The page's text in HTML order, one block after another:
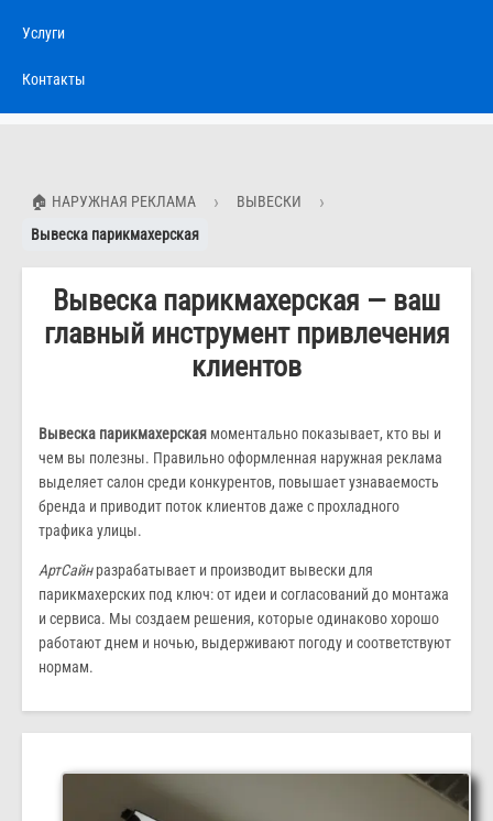
Услуги
Контакты
🏠 НАРУЖНАЯ РЕКЛАМА
ВЫВЕСКИ
Вывеска парикмахерская
Вывеска парикмахерская — ваш
главный инструмент привлечения
клиентов
Вывеска парикмахерская моментально показывает, кто вы и
чем вы полезны. Правильно оформленная наружная реклама
выделяет салон среди конкурентов, повышает узнаваемость
бренда и приводит поток клиентов даже с прохладного
трафика улицы.
АртСайнразрабатывает и производит вывески для
парикмахерских под ключ: от идеи и согласований до монтажа
и сервиса. Мы создаем решения, которые одинаково хорошо
работают днем и ночью, выдерживают погоду и соответствуют
нормам.